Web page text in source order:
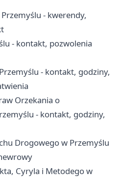
- kwerendy,
- kontakt, pozwolenia
- kontakt, godziny,
Orzekania o
- kontakt, godziny,
Drogowego w Przemyślu
Cyryla i Metodego w